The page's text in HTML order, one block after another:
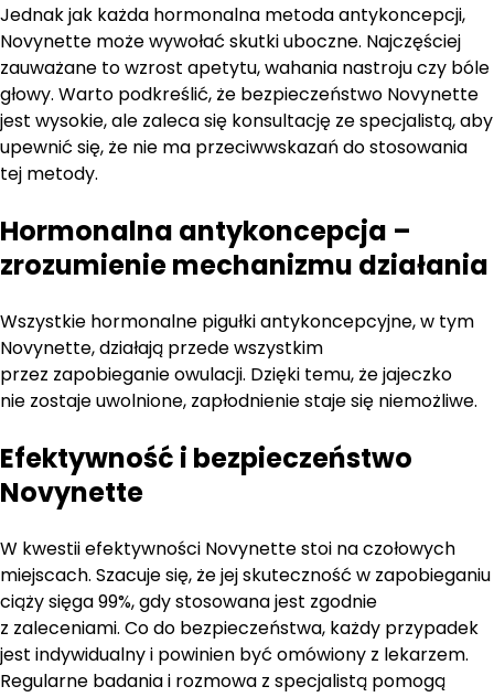
Jednak jak każda hormonalna metoda antykoncepcji,
Novynette może wywołać skutki uboczne. Najczęściej
zauważane to wzrost apetytu, wahania nastroju czy bóle
głowy. Warto podkreślić, że bezpieczeństwo Novynette
jest wysokie, ale zaleca się konsultację ze specjalistą, aby
upewnić się, że nie ma przeciwwskazań do stosowania
tej metody.
Hormonalna antykoncepcja –
zrozumienie mechanizmu działania
Wszystkie hormonalne pigułki antykoncepcyjne, w tym
Novynette, działają przede wszystkim
przez zapobieganie owulacji. Dzięki temu, że jajeczko
nie zostaje uwolnione, zapłodnienie staje się niemożliwe.
Efektywność i bezpieczeństwo
Novynette
W kwestii efektywności Novynette stoi na czołowych
miejscach. Szacuje się, że jej skuteczność w zapobieganiu
ciąży sięga 99%, gdy stosowana jest zgodnie
z zaleceniami. Co do bezpieczeństwa, każdy przypadek
jest indywidualny i powinien być omówiony z lekarzem.
Regularne badania i rozmowa z specjalistą pomogą